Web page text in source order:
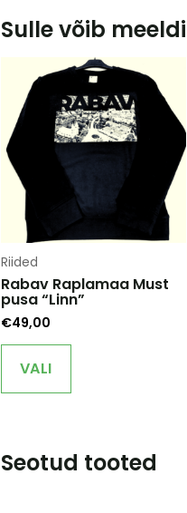
Sulle võib
Riided
Rabav Raplamaa Must
pusa “Linn”
€49,00
VALI
This
options
Seotud tooted